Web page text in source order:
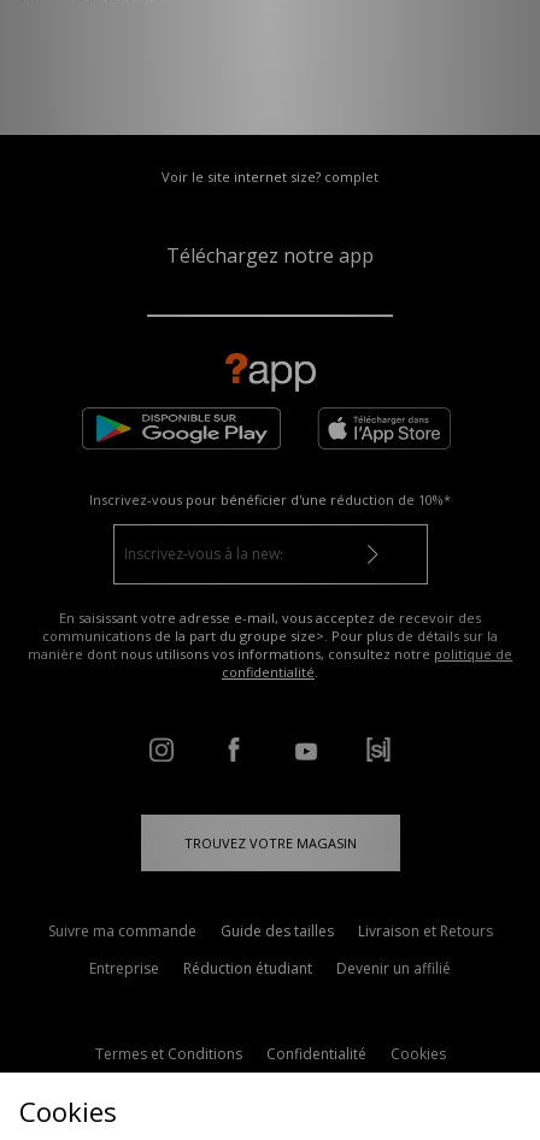
Voir le site internet size? complet
Téléchargez notre app
Inscrivez-vous pour bénéficier d'une réduction de 10%*
En saisissant votre adresse e-mail, vous acceptez de recevoir des
communications de la part du groupe size>. Pour plus de détails sur la
manière dont nous utilisons vos informations, consultez notre politique de
confidentialité
TROUVEZ VOTRE MAGASIN
Suivre ma commande Guide des tailles
Livraison et Retours
Entreprise
Réduction étudiant Devenir un affilié
Termes et Conditions Confidentialité
Cookies
Politique d'avis en ligne
Cookies